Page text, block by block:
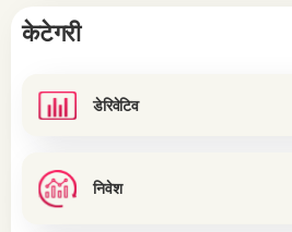
केटेगरी
डेरिवेटिव
निवेश